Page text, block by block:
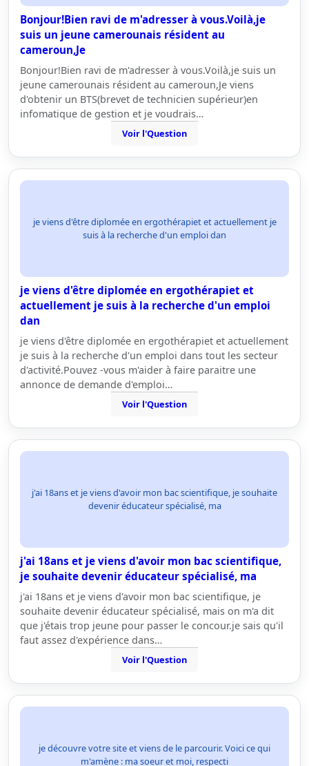
Bonjour!Bien ravi de m'adresser à vous.Voilà,je
suis un jeune camerounais résident au
cameroun,Je
Bonjour!Bien ravi de m'adresser à vous.Voilà,je suis un
jeune camerounais résident au cameroun,Je viens
d'obtenir un BTS(brevet de technicien supérieur)en
infomatique de gestion et je voudrais…
Voir l'Question
je viens d'être diplomée en ergothérapiet et actuellement je
suis à la recherche d'un emploi dan
je viens d'être diplomée en ergothérapiet et
actuellement je suis à la recherche d'un emploi
dan
je viens d'être diplomée en ergothérapiet et actuellement
je suis à la recherche d'un emploi dans tout les secteur
d'activité.Pouvez -vous m'aider à faire paraitre une
annonce de demande d'emploi…
Voir l'Question
j'ai 18ans et je viens d'avoir mon bac scientifique, je souhaite
devenir éducateur spécialisé, ma
j'ai 18ans et je viens d'avoir mon bac scientifique,
je souhaite devenir éducateur spécialisé, ma
j'ai 18ans et je viens d'avoir mon bac scientifique, je
souhaite devenir éducateur spécialisé, mais on m'a dit
que j'étais trop jeune pour passer le concour.je sais qu'il
faut assez d'expérience dans…
Voir l'Question
je découvre votre site et viens de le parcourir. Voici ce qui
m'amène : ma soeur et moi, respecti